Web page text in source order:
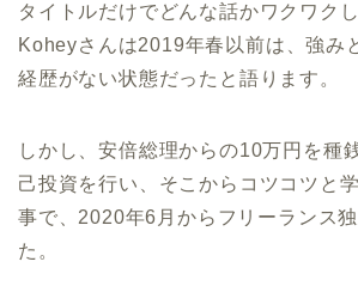
タイトルだけでどんな話かワクワク
Koheyさんは2019年春以前は、強み
経歴がない状態だったと語ります。
しかし、安倍総理からの10万円を種
己投資を行い、そこからコツコツと
事で、2020年6月からフリーランス
た。